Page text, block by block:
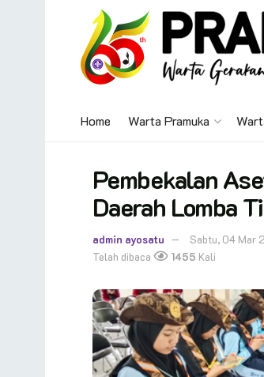
Home Warta Pramuka
Pembekalan
Daerah Lomba
admin ayosatu Sabtu, 04 Mar
Telah dibaca
1455 Kali